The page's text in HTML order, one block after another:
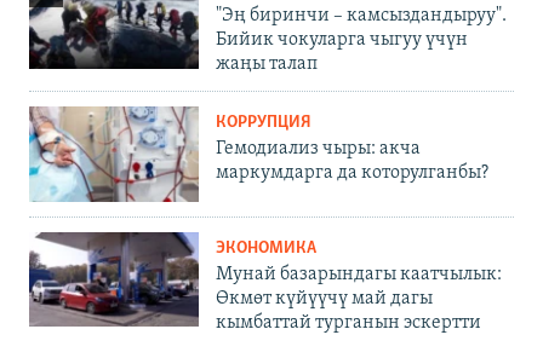
"Эң биринчи – камсыздандыруу".
Бийик чокуларга чыгуу үчүн
жаңы талап
КОРРУПЦИЯ
Гемодиализ чыры: акча
маркумдарга да которулганбы?
ЭКОНОМИКА
Мунай базарындагы каатчылык:
Өкмөт күйүүчү май дагы
кымбаттай турганын эскертти